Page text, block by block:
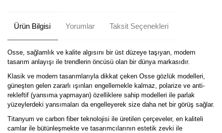
Ürün Bilgisi Yorumlar Taksit Seçenekleri
Osse, sağlamlık ve kalite algısını bir üst düzeye taşıyan, modern
tasarım anlayışı ile trendlerin öncüsü olan bir dünya markasıdır.
Klasik ve modern tasarımlarıyla dikkat çeken Osse gözlük modelleri,
güneşten gelen zararlı ışınları engellemekle kalmaz, polarize ve anti-
rekleftif (yansıma yapmayan) özelliklere sahip modelleri ile parlak
yüzeylerdeki yansımaları da engelleyerek size daha net bir görüş sağlar.
Titanyum ve carbon fiber teknolojisi ile üretilen çerçeveler, en kaliteli
camlar ile bütünleşmekte ve tasarımcılarının estetik zevki ile